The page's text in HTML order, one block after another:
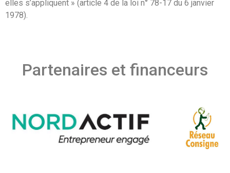
elles s’appliquent » (article 4 de la loi n° 78-17 du 6 janvier
1978).
Partenaires et financeurs